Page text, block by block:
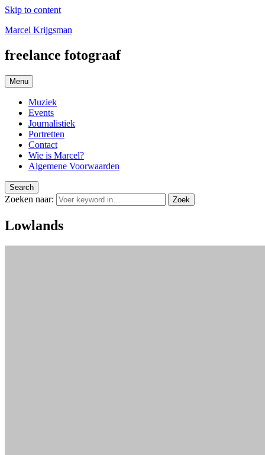
Skip to content
Marcel Krijgsman
freelance fotograaf
Menu
Muziek
Events
Journalistiek
Portretten
Contact
Wie is Marcel?
Algemene Voorwaarden
Search
Zoeken naar: Zoek
Lowlands